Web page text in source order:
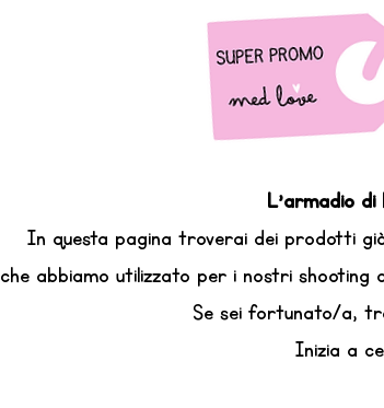
L'armadio di
In questa pagina troverai dei prodotti
che abbiamo utilizzato per i nostri shooting
Se sei fortunato/a,
Inizia a